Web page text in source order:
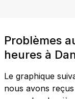
Problèmes
heures à
Le graphique
nous avons